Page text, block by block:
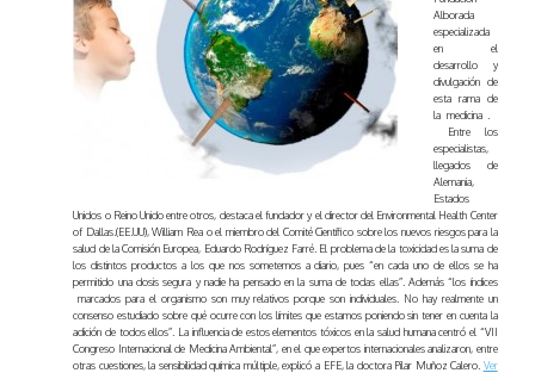
Alborada
especializada
en el
desarrollo y
divulgación de
esta rama de
la medicina .
Entre los
especialistas,
llegados de
Alemania,
Estados
Unidos o Reino Unido entre otros, destaca el fundador y el director del Environmental Health Center
of Dallas.(EE.UU), William Rea o el miembro del Comité Científico sobre los nuevos riesgos para la
salud de la Comisión Europea, Eduardo Rodríguez Farré. El problema de la toxicidad es la suma de
los distintos productos a los que nos sometemos a diario, pues “en cada uno de ellos se ha
permitido una dosis segura y nadie ha pensado en la suma de todas ellas”. Además “los índices
marcados para el organismo son muy relativos porque son individuales. No hay realmente un
consenso estudiado sobre qué ocurre con los límites que estamos poniendo sin tener en cuenta la
adición de todos ellos”. La influencia de estos elementos tóxicos en la salud humana centró el “VII
Congreso Internacional de Medicina Ambiental”, en el que expertos internacionales analizaron, entre
otras cuestiones, la sensibilidad química múltiple, explicó a EFE, la doctora Pilar Muñoz Calero. Ver